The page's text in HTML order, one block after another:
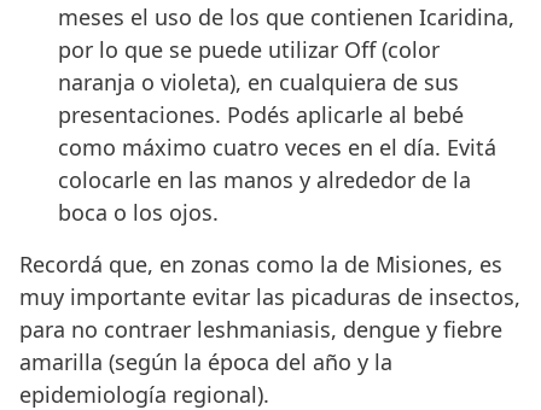
meses el uso de los que contienen Icaridina,
por lo que se puede utilizar Off (color
naranja o violeta), en cualquiera de sus
presentaciones. Podés aplicarle al bebé
como máximo cuatro veces en el día. Evitá
colocarle en las manos y alrededor de la
boca o los ojos.
Recordá que, en zonas como la de Misiones, es
muy importante evitar las picaduras de insectos,
para no contraer leshmaniasis, dengue y fiebre
amarilla (según la época del año y la
epidemiología regional).